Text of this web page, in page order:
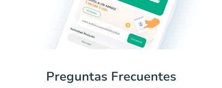
Preguntas Frecuentes